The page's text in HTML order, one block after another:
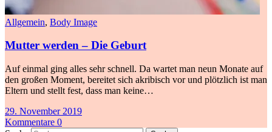
Allgemein, Body Image
Mutter werden – Die Geburt
Auf einmal ging alles sehr schnell. Da wartet man neun Monate auf
den großen Moment, bereitet sich akribisch vor und plötzlich ist man
Eltern und stellt fest, dass man keine…
29. November 2019
Kommentare 0